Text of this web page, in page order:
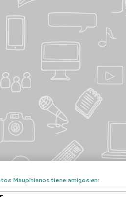
Maupinianos tiene amigos en: